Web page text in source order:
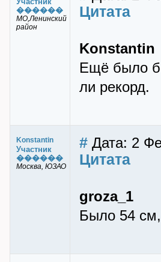
������
МО,Ленинский
район
Цитата
Konstantin
Ещё было
ли рекорд.
Konstantin
Участник
������
Москва, ЮЗАО
# Дата: 2
Цитата
groza_1
Было 54 см,